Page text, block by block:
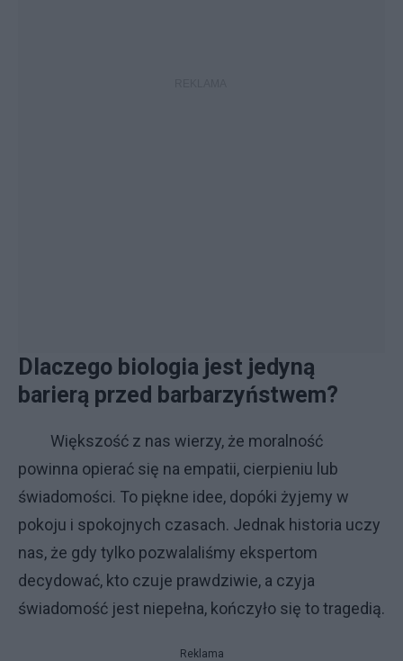
Dlaczego biologia jest jedyną
barierą przed barbarzyństwem?
Większość z nas wierzy, że moralność
powinna opierać się na empatii, cierpieniu lub
świadomości. To piękne idee, dopóki żyjemy w
pokoju i spokojnych czasach. Jednak historia uczy
nas, że gdy tylko pozwalaliśmy ekspertom
decydować, kto czuje prawdziwie, a czyja
świadomość jest niepełna, kończyło się to tragedią.
Reklama